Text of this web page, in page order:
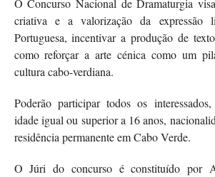
O Concurso Nacional de Dramaturgia
criativa e a valorização da expressão
Portuguesa, incentivar a produção de
como reforçar a arte cénica como um
cultura cabo-verdiana.
Poderão participar todos os
idade igual ou superior a 16 anos,
residência permanente em Cabo Verde.
O Júri do concurso é constituído por